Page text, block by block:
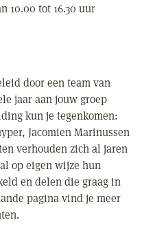
10.00 tot 16.30 uur
door een team van
jaar aan jouw groep
kun je tegenkomen:
Jacomien Marinussen
verhouden zich al jaren
op eigen wijze hun
en delen die graag in
pagina vind je meer